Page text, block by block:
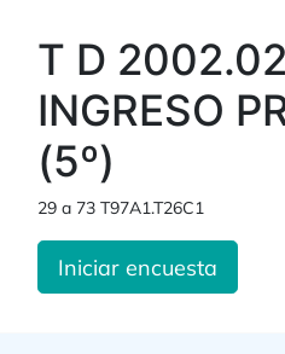
T D
INGRESO
(5º)
29 a 73 T97A1.T26C1
Iniciar encuesta